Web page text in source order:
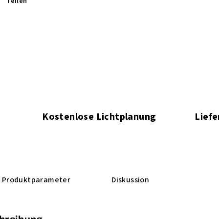
Kostenlose Lichtplanung
Produktparameter Diskussion